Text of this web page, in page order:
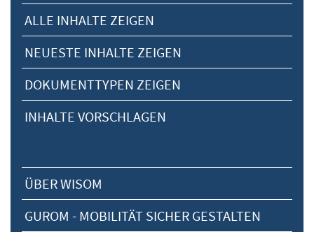
ALLE INHALTE ZEIGEN
NEUESTE INHALTE ZEIGEN
DOKUMENTTYPEN ZEIGEN
INHALTE VORSCHLAGEN
ÜBER WISOM
GUROM - MOBILITÄT SICHER GESTALTEN